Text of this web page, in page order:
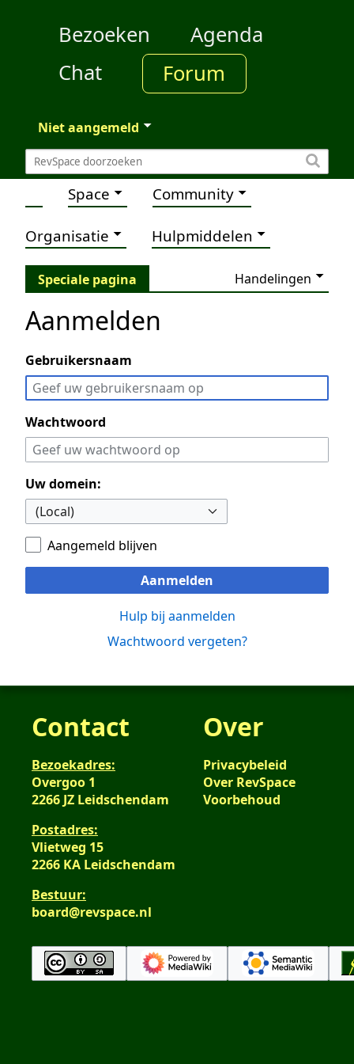
Bezoeken
Agenda
Chat
Forum
Niet aangemeld
Space Community
Organisatie Hulpmiddelen
Speciale pagina Handelingen
Aanmelden
Gebruikersnaam
Wachtwoord
Uw domein:
Aangemeld blijven
Aanmelden
Hulp bij aanmelden
Wachtwoord vergeten?
Contact
Bezoekadres:
Overgoo 1
2266 JZ Leidschendam
Postadres:
Vlietweg 15
2266 KA Leidschendam
Bestuur:
board@revspace.nl
Over
Privacybeleid
Over RevSpace
Voorbehoud